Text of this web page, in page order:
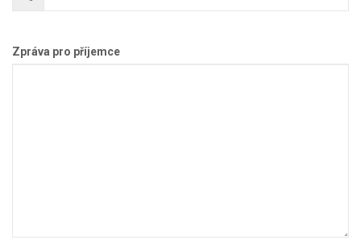
Zpráva pro příjemce